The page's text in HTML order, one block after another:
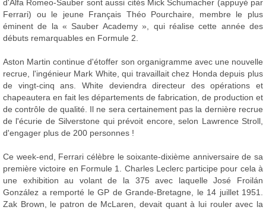
d'Alfa Romeo-Sauber sont aussi cités Mick Schumacher (appuyé par
Ferrari) ou le jeune Français Théo Pourchaire, membre le plus
éminent de la « Sauber Academy », qui réalise cette année des
débuts remarquables en Formule 2.
Aston Martin continue d'étoffer son organigramme avec une nouvelle
recrue, l'ingénieur Mark White, qui travaillait chez Honda depuis plus
de vingt-cinq ans. White deviendra directeur des opérations et
chapeautera en fait les départements de fabrication, de production et
de contrôle de qualité. Il ne sera certainement pas la dernière recrue
de l'écurie de Silverstone qui prévoit encore, selon Lawrence Stroll,
d'engager plus de 200 personnes !
Ce week-end, Ferrari célèbre le soixante-dixième anniversaire de sa
première victoire en Formule 1. Charles Leclerc participe pour cela à
une exhibition au volant de la 375 avec laquelle José Froilán
González a remporté le GP de Grande-Bretagne, le 14 juillet 1951.
Zak Brown, le patron de McLaren, devait quant à lui rouler avec la